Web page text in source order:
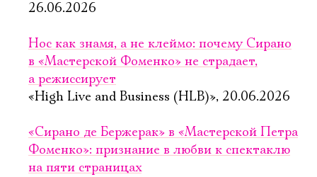
26.06.2026
Нос как знамя, а не клеймо: почему Сирано
в «Мастерской Фоменко» не страдает,
а режиссирует
«High Live and Business (HLB)», 20.06.2026
«Сирано де Бержерак» в «Мастерской Петра
Фоменко»: признание в любви к спектаклю
на пяти страницах
Ознакомиться